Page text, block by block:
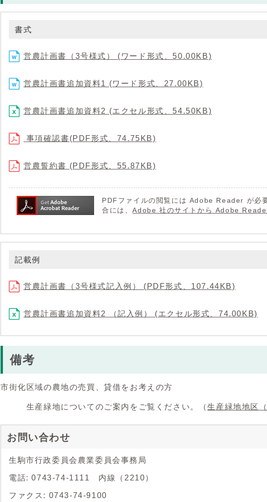
書式
営農計画書（3号様式） (ワード形式、50.00KB)
営農計画書追加資料1 (ワード形式、27.00KB)
営農計画書追加資料2 (エクセル形式、54.50KB)
事項確認書(PDF形式、74.75KB)
営農誓約書 (PDF形式、55.87KB)
PDFファイルの閲覧には Adobe Reader が必
合には、Adobe 社のサイトから Adobe
記載例
営農計画書（3号様式記入例） (PDF形式、107.44KB)
営農計画書追加資料2 （記入例） (エクセル形式、74.00KB)
備考
市街化区域の農地の売買、貸借をお考えの方
生産緑地についてのご案内をご覧ください。（生産緑地地区
お問い合わせ
生駒市行政委員会農業委員会事務局
電話: 0743-74-1111 内線（2210）
ファクス: 0743-74-9100